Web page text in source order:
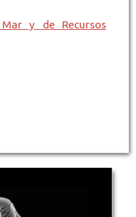
y de Recursos